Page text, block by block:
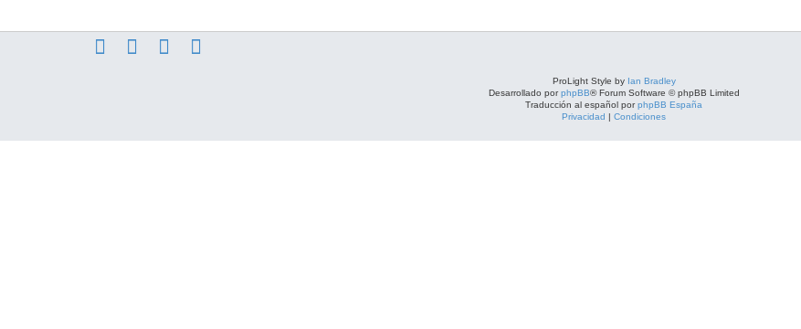
ProLight Style by Ian Bradley
Desarrollado porphpBB® Forum Software © phpBB Limited
Traducción al español porphpBB España
Privacidad | Condiciones